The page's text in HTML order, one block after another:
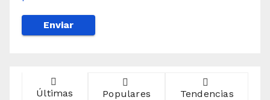
Últimas Populares Tendencias